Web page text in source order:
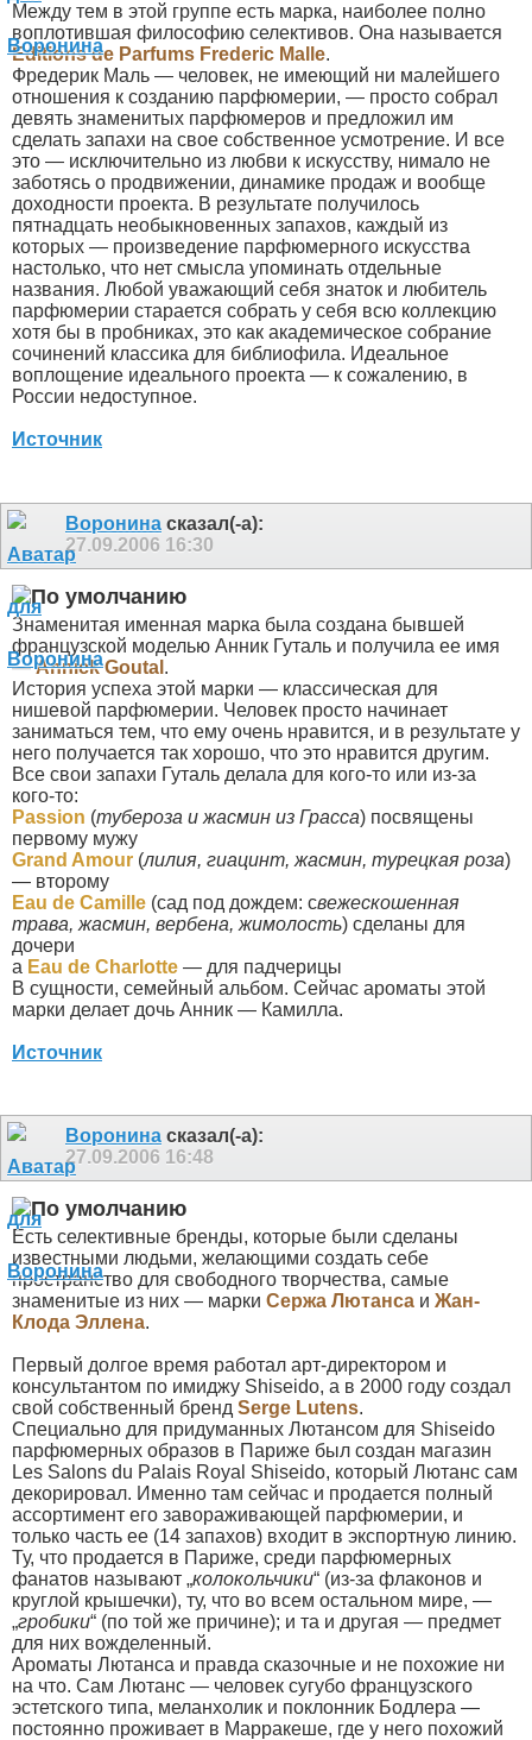
Между тем в этой группе есть марка, наиболее полно
воплотившая философию селективов. Она называется
Editions de Parfums Frederic Malle.
Фредерик Маль — человек, не имеющий ни малейшего
отношения к созданию парфюмерии, — просто собрал
девять знаменитых парфюмеров и предложил им
сделать запахи на свое собственное усмотрение. И все
это — исключительно из любви к искусству, нимало не
заботясь о продвижении, динамике продаж и вообще
доходности проекта. В результате получилось
пятнадцать необыкновенных запахов, каждый из
которых — произведение парфюмерного искусства
настолько, что нет смысла упоминать отдельные
названия. Любой уважающий себя знаток и любитель
парфюмерии старается собрать у себя всю коллекцию
хотя бы в пробниках, это как академическое собрание
сочинений классика для библиофила. Идеальное
воплощение идеального проекта — к сожалению, в
России недоступное.
Источник
Воронина сказал(-а):
27.09.2006 16:30
Знаменитая именная марка была создана бывшей
французской моделью Анник Гуталь и получила ее имя
—Annick Goutal .
История успеха этой марки — классическая для
нишевой парфюмерии. Человек просто начинает
заниматься тем, что ему очень нравится, и в результате у
него получается так хорошо, что это нравится другим.
Все свои запахи Гуталь делала для кого-то или из-за
кого-то:
Passion (тубероза и жасмин из Грасса) посвящены
первому мужу
Grand Amour (лилия, гиацинт, жасмин, турецкая роза)
— второму
Eau de Camille (сад под дождем: свежескошенная
трава, жасмин, вербена, жимолость) сделаны для
дочери
а Eau de Charlotte — для падчерицы
В сущности, семейный альбом. Сейчас ароматы этой
марки делает дочь Анник — Камилла.
Источник
Воронина сказал(-а):
27.09.2006 16:48
Есть селективные бренды, которые были сделаны
известными людьми, желающими создать себе
пространство для свободного творчества, самые
знаменитые из них — марки Сержа Лютанса и Жан-
Клода Эллена.
Первый долгое время работал арт-директором и
консультантом по имиджу Shiseido, а в 2000 году создал
свой собственный бренд Serge Lutens.
Специально для придуманных Лютансом для Shiseido
парфюмерных образов в Париже был создан магазин
Les Salons du Palais Royal Shiseido, который Лютанс сам
декорировал. Именно там сейчас и продается полный
ассортимент его завораживающей парфюмерии, и
только часть ее (14 запахов) входит в экспортную линию.
Ту, что продается в Париже, среди парфюмерных
фанатов называют „колокольчики“ (из-за флаконов и
круглой крышечки), ту, что во всем остальном мире, —
„гробики“ (по той же причине); и та и другая — предмет
для них вожделенный.
Ароматы Лютанса и правда сказочные и не похожие ни
на что. Сам Лютанс — человек сугубо французского
эстетского типа, меланхолик и поклонник Бодлера —
постоянно проживает в Маpракеше, где у него похожий